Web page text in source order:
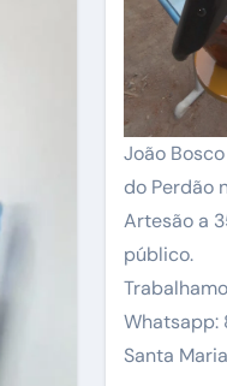
João
do Perdão
Artesão a
público.
Whatsapp:
Santa